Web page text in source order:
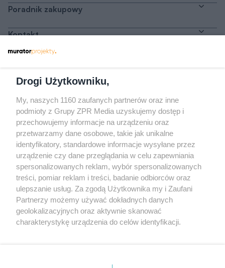
Poradnik zakupowy
Kontakt
Odwiedź grupę na Facebooku
Gdybym budował drugi raz - mądry Polak
przed budową
Forum Muratora
Drogi Użytkowniku,
My, naszych 1160 zaufanych partnerów oraz inne
podmioty z Grupy ZPR Media uzyskujemy dostęp i
przechowujemy informacje na urządzeniu oraz
przetwarzamy dane osobowe, takie jak unikalne
identyfikatory, standardowe informacje wysyłane przez
urządzenie czy dane przeglądania w celu zapewniania
spersonalizowanych reklam, wybór spersonalizowanych
treści, pomiar reklam i treści, badanie odbiorców oraz
ulepszanie usług. Za zgodą Użytkownika my i Zaufani
Partnerzy możemy używać dokładnych danych
geolokalizacyjnych oraz aktywnie skanować
charakterystykę urządzenia do celów identyfikacji.
zmienić/wycofać klikając przycisk ustawień prywatności